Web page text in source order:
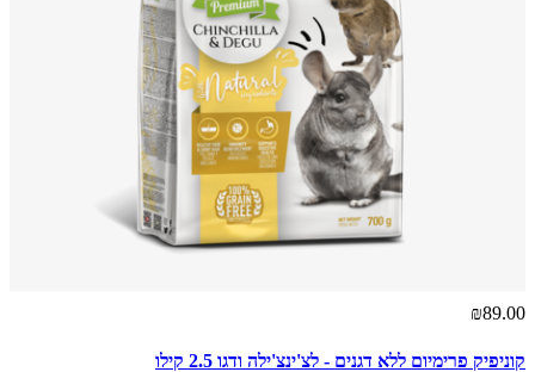
₪89.00
קוניפיק פרימיום ללא דגנים - לצ'ינצ'ילה ודגו 2.5 קילו